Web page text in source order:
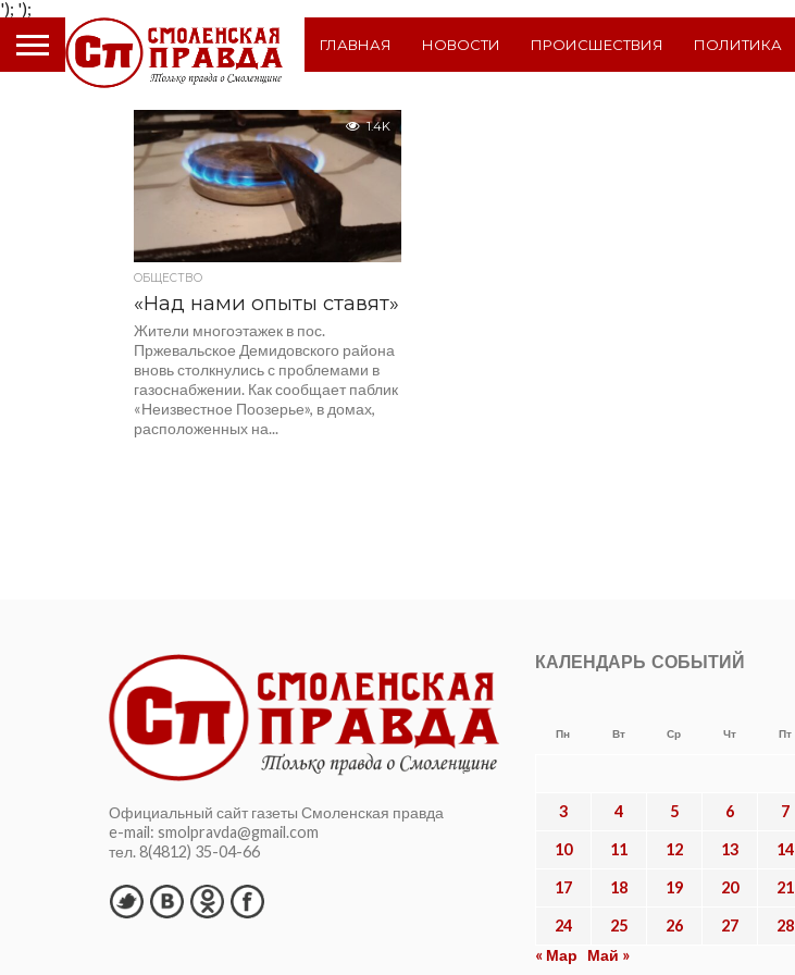
');
ГЛАВНАЯ НОВОСТИ ПРОИСШЕСТВИЯ ПОЛИТИКА
1.4K
ОБЩЕСТВО
«Над нами опыты ставят»
Жители многоэтажек в пос.
Пржевальское Демидовского района
вновь столкнулись с проблемами в
газоснабжении. Как сообщает паблик
«Неизвестное Поозерье», в домах,
расположенных на...
Официальный сайт газеты Смоленская правда
e-mail: smolpravda@gmail.com
тел. 8(4812) 35-04-66
КАЛЕНДАРЬ СОБЫТИЙ
Пн Вт Ср Чт Пт
3 4 5 6 7
10 11 12 13 14
17 18 19 20 21
24 25 26 27 28
« Мар
Май »
');